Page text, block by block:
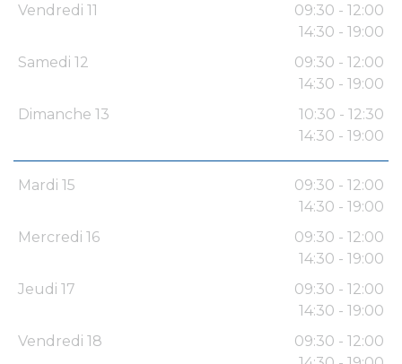
Vendredi 11
09:30 - 12:00
14:30 - 19:00
Samedi 12
09:30 - 12:00
14:30 - 19:00
Dimanche 13
10:30 - 12:30
14:30 - 19:00
Mardi 15
09:30 - 12:00
14:30 - 19:00
Mercredi 16
09:30 - 12:00
14:30 - 19:00
Jeudi 17
09:30 - 12:00
14:30 - 19:00
Vendredi 18
09:30 - 12:00